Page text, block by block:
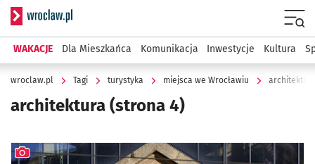
Serwis informacyjny wroclaw.pl
WAKACJE Dla Mieszkańca Komunikacja Inwestycje Kultura
wroclaw.pl Tagi turystyka miejsca we Wrocławiu
architektura (strona 4)